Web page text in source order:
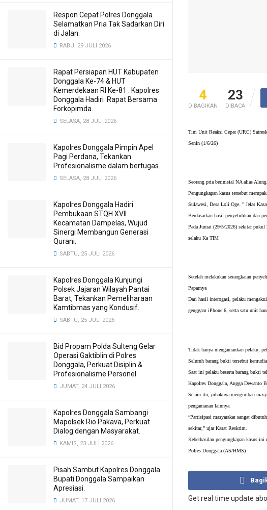
Respon Cepat Polres Donggala
Selamatkan Pria Tak Sadarkan Diri
di Jalan.
RABU, 29 JULI 2026
Rapat Persiapan HUT Kabupaten
Donggala Ke-74 & HUT
Kemerdekaan RI Ke-81 : Kapolres
Donggala Hadiri Rapat Bersama
Forkopimda.
SELASA, 28 JULI 2026
Kapolres Donggala Pimpin Apel
Pagi Perdana, Tekankan
Profesionalisme dalam bertugas.
SELASA, 28 JULI 2026
Kapolres Donggala Hadiri
Pembukaan STQH XVII
Kecamatan Dampelas, Wujud
Sinergi Membangun Generasi
Qurani.
SABTU, 25 JULI 2026
Kapolres Donggala Kunjungi
Polsek Jajaran Wilayah Pantai
Barat, Tekankan Pemeliharaan
Kamtibmas yang Kondusif.
SABTU, 25 JULI 2026
Bid Propam Polda Sulteng Gelar
Operasi Gaktiblin di Polres
Donggala, Perkuat Disiplin &
Profesionalisme Personel.
JUMAT, 24 JULI 2026
Kapolres Donggala Sambangi
Mapolsek Rio Pakava, Perkuat
Dialog dengan Masyarakat.
KAMIS, 23 JULI 2026
Pisah Sambut Kapolres Donggala
Bupati Donggala Sampaikan
Apresiasi.
JUMAT, 17 JULI 2026
4
DIBAGIKAN
23
DIBACA
Tim Unit Reaksi Cepat (URC)
Senin (1/6/26)
Seorang pria berinisial NA alias
Pengungkapan kasus tersebut
Sulawesi, Desa Loli Oge. ” Jelas
Berdasarkan hasil penyelidikan dan
Pada Jumat (29/5/2026) sekitar
selaku Ka TIM
Setelah melakukan serangkaian
Paparnya
Dari hasil interogasi, pelaku
genggam iPhone 6, serta satu unit
Tidak hanya mengamankan pelaku,
Seluruh barang bukti tersebut
Saat ini pelaku beserta barang bukti
Kapolres Donggala, Angga Dewanto
Selain itu, pihaknya mengimbau
pengamanan lainnya.
“Partisipasi masyarakat sangat
sekitar,” ujar Kasat Reskrim.
Keberhasilan pengungkapan kasus ini
Polres Donggala (AS/HMS)
Get real time update